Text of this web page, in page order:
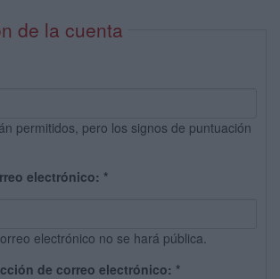
de la cuenta
permitidos, pero los signos de puntuación
electrónico: *
electrónico no se hará pública.
de correo electrónico: *